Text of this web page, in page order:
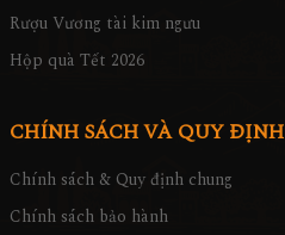
Rượu Vương tài kim ngưu
Hộp quà Tết 2026
CHÍNH SÁCH VÀ QUY ĐỊNH
Chính sách & Quy định chung
Chính sách bảo hành